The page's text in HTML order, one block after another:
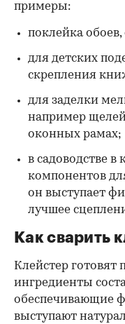
примеры:
поклейка
для детских
скрепления
для заделки
например
оконных рамах;
в садоводстве в
компонентов
он выступает
лучшее
Как сварить
Клейстер готовят
ингредиенты
обеспечивающие
выступают